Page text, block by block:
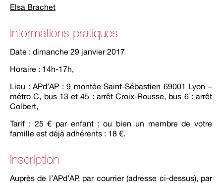
Elsa Brachet
Informations pratiques
Date : dimanche 29 janvier 2017
Horaire : 14h-17h,
Lieu : APd’AP : 9 montée Saint-Sébastien 69001 Lyon –
métro C, bus 13 et 45 : arrêt Croix-Rousse, bus 6 : arrêt
Colbert,
Tarif : 25 € par enfant ; ou bien un membre de votre
famille est déjà adhérents : 18 €.
Inscription
Auprès de l’APd’AP, par courrier (adresse ci-dessus), par